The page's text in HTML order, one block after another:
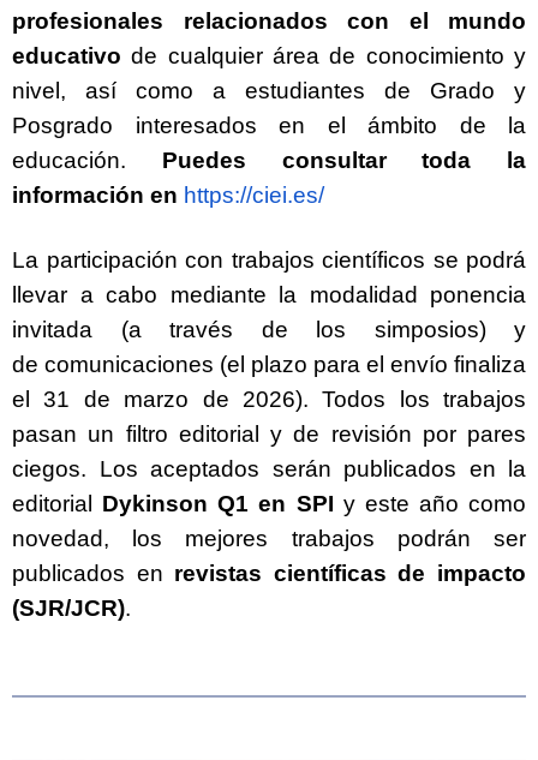
profesionales relacionados con el mundo
educativo de cualquier área de conocimiento y
nivel, así como a estudiantes de Grado y
Posgrado interesados en el ámbito de la
educación. Puedes consultar toda la
información en https://ciei.es/
La participación con trabajos científicos se podrá
llevar a cabo mediante la modalidad ponencia
invitada (a través de los simposios) y
de comunicaciones (el plazo para el envío finaliza
el 31 de marzo de 2026). Todos los trabajos
pasan un filtro editorial y de revisión por pares
ciegos. Los aceptados serán publicados en la
editorial Dykinson Q1 en SPI y este año como
novedad, los mejores trabajos podrán ser
publicados en revistas científicas de impacto
(SJR/JCR).